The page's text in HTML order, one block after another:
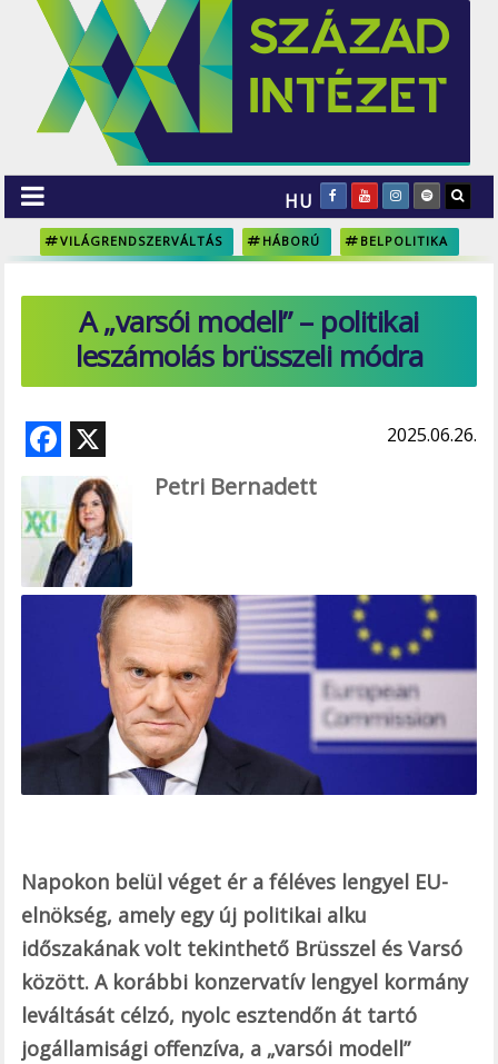
HU
VILÁGRENDSZERVÁLTÁS HÁBORÚ BELPOLITIKA
A „varsói modell” – politikai
leszámolás brüsszeli módra
F
ac
e
b
o
2025.06.26.
Petri Bernadett
Napokon belül véget ér a féléves lengyel EU-
elnökség, amely egy új politikai alku
időszakának volt tekinthető Brüsszel és Varsó
között. A korábbi konzervatív lengyel kormány
leváltását célzó, nyolc esztendőn át tartó
jogállamisági offenzíva, a „varsói modell”